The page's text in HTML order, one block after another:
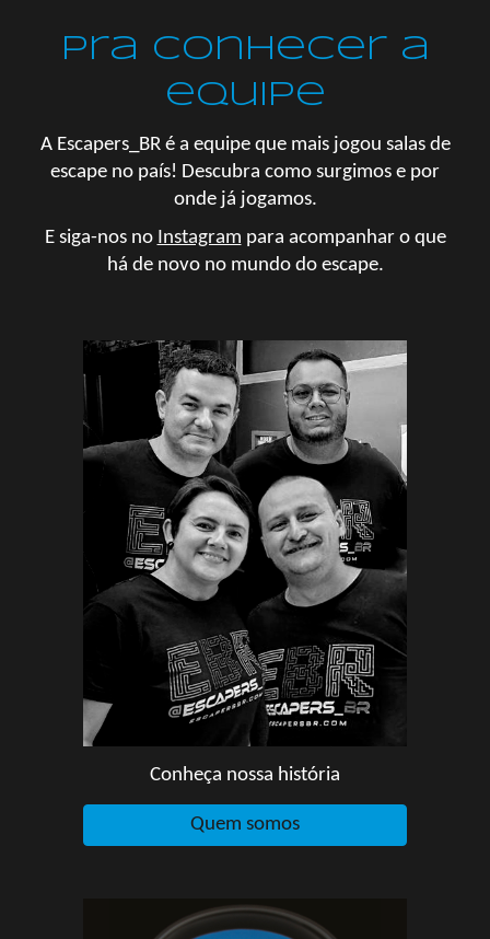
pra Conhecer a
equipe
A Escapers_BR é a equipe que mais jogou salas de
escape no país! Descubra como surgimos e por
onde já jogamos.
E siga-nos no Instagram para acompanharo que
há de novo no mundo do escape.
Conheça nossa história
Quem somos